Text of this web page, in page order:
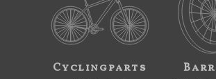
Cyclingparts